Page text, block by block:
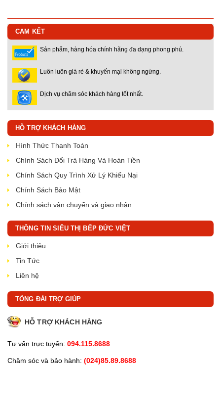
CAM KẾT
Sản phẩm, hàng hóa chính hãng đa dạng phong phú.
Luôn luôn giá rẻ & khuyến mại không ngừng.
Dịch vụ chăm sóc khách hàng tốt nhất.
HỖ TRỢ KHÁCH HÀNG
Hình Thức Thanh Toán
Chính Sách Đổi Trả Hàng Và Hoàn Tiền
Chính Sách Quy Trình Xử Lý Khiếu Nại
Chính Sách Bảo Mật
Chính sách vận chuyển và giao nhận
THÔNG TIN SIÊU THỊ BẾP ĐỨC VIỆT
Giới thiệu
Tin Tức
Liên hệ
TỔNG ĐÀI TRỢ GIÚP
HỖ TRỢ KHÁCH HÀNG
Tư vấn trực tuyến: 094.115.8688
Chăm sóc và bảo hành: (024)85.89.8688